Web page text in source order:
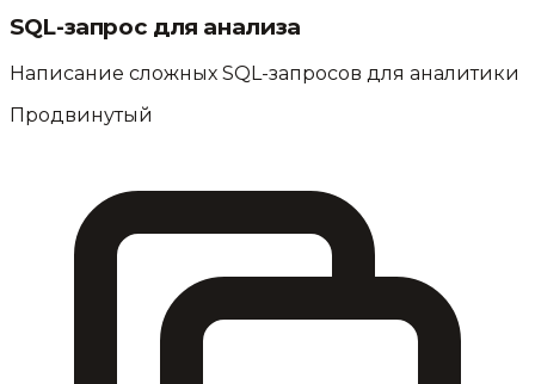
SQL-запрос для анализа
Написание сложных SQL-запросов для аналитики
Продвинутый